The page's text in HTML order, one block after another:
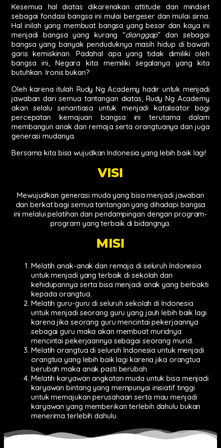
Kesemua hal diatas dikarenakan attitude dan mindset
sebagai fondasi bangsa ini mulai bergeser dan mulai sirna.
Hal inilah yang membuat bangsa yang besar dan kaya ini
menjadi bangsa yang kurang “dianggap” dan sebagai
bangsa yang banyak penduduknya masih hidup di bawah
garis kemiskinan. Padahal apa yang tidak dimiliki oleh
bangsa ini, Negara kita memiliki segalanya yang kita
butuhkan. Ironis bukan?
Oleh karena itulah Rudy Ng Academy hadir untuk menjadi
jawaban dari semua tantangan diatas, Rudy Ng Academy
akan selalu senantiasa untuk menjadi katalisator bagi
percepatan kemajuan bangsa ini terutama dalam
membangun anak dan remaja serta orangtuanya dan juga
generasi mudanya.
Bersama kita bisa wujudkan Indonesia yang lebih baik lagi!
VISI
Mewujudkan generasi muda yang bisa menjadi jawaban
dan berkat bagi semua tantangan yang dihadapi bangsa
ini melalui pelatihan dan pendampingan dengan program-
program yang terbaik di bidangnya.
MISI
Melatih anak-anak dan remaja di seluruh Indonesia
untuk menjadi yang terbaik di sekolah dan
kehidupannya serta bisa menjadi anak yang berbakti
kepada orangtua.
Melatih guru-guru di seluruh sekolah di Indonesia
untuk menjadi seorang guru yang jauh lebih baik lagi
karena jika seorang guru mencintai pekerjaannya
sebagai guru maka akan membuat muridnya
mencintai pekerjaannya sebagai seorang murid.
Melatih orangtua di seluruh Indonesia untuk menjadi
orangtua yang lebih baik lagi karena jika orangtua
berubah maka anak pasti berubah.
Melatih karyawan angkatan muda untuk bisa menjadi
karyawan bintang yang mempunyai inisiatif tinggi
untuk memajukan perusahaan serta mau menjadi
karyawan yang memberikan terlebih dahulu bukan
menerima terlebih dahulu.